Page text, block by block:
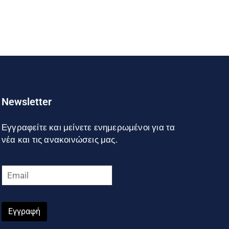
Newsletter
Εγγραφείτε και μείνετε ενημερωμένοι για τα
νέα και τις ανακοινώσεις μας.
Εγγραφή